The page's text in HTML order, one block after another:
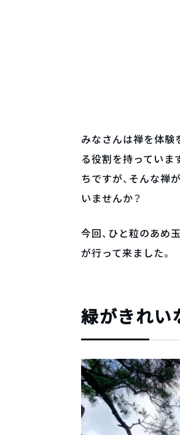
みなさんは禅を体験
る役割を持っていま
ちですが、そんな禅
いませんか？
今回、ひと粒のあめ
が行って来ました。
緑がきれい